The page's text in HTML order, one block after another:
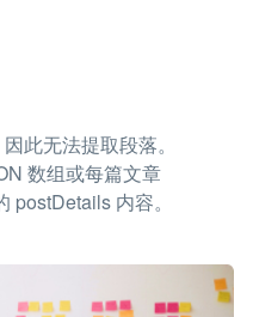
此无法提取段落。
数组或每篇文章
内容。